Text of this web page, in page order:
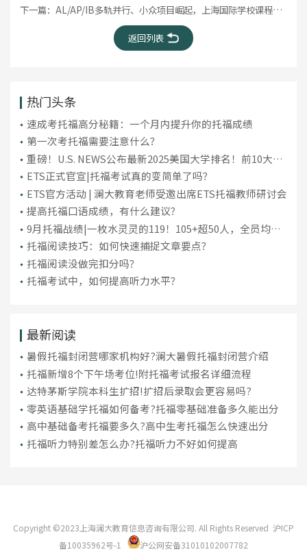
下一篇： AL/AP/IB多轨并行、小众项目崛起，上海国际学校课程大洗牌!
返回列表
热门头条
​速成考托福高分秘籍：一个月内提升你的托福成绩
第一次考托福需要注意什么？
重磅！U.S. NEWS公布最新2025美国大学排名！前10大洗
牌，纽大重回TOP30！
ETS正式官宣|托福考试真的变简单了吗？
ETS官方活动 | 澜大教育老师受邀出席ETS托福教师研讨会
提高托福口语成绩，有什么建议？
9月托福战绩|一枚水灵灵的119！105+超50人，全员均分
破百！
托福阅读技巧：如何快速捕捉文章要点？
托福阅读没做完扣分吗？
托福考试中，如何提高听力水平？
最新阅读
暑假托福封闭营哪家机构好?澜大暑假托福封闭营介绍
托福新增8个下午场考位!附托福考试报名详细流程
达特茅斯学院本科生扩招!扩招后录取会更容易吗?
零英语基础学托福如何备考?托福零基础准备多久能出分
高中基础备考托福要多久?高中生考托福怎么快速出分
托福听力特别差怎么办?托福听力不好如何提高
Copyright ©2023上海澜大教育信息咨询有限公司. All Rights Reserved 沪ICP
备10035962号-1
沪公网安备31010102007782